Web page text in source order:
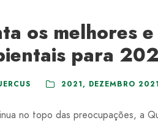
os melhores
para
2021, DEZEMBRO 2021
no topo das preocupações, a